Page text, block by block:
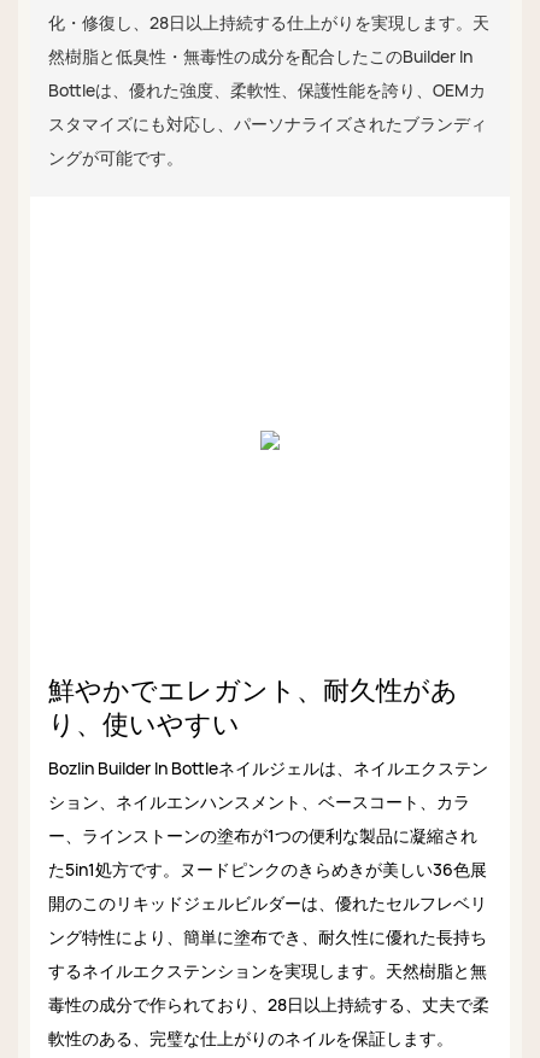
化・修復し、28日以上持続する仕上がりを実現します。天
然樹脂と低臭性・無毒性の成分を配合したこのBuilder In
Bottleは、優れた強度、柔軟性、保護性能を誇り、OEMカ
スタマイズにも対応し、パーソナライズされたブランディ
ングが可能です。
鮮やかでエレガント、耐久性があ
り、使いやすい
Bozlin Builder In Bottleネイルジェルは、ネイルエクステン
ション、ネイルエンハンスメント、ベースコート、カラ
ー、ラインストーンの塗布が1つの便利な製品に凝縮され
た5in1処方です。ヌードピンクのきらめきが美しい36色展
開のこのリキッドジェルビルダーは、優れたセルフレベリ
ング特性により、簡単に塗布でき、耐久性に優れた長持ち
するネイルエクステンションを実現します。天然樹脂と無
毒性の成分で作られており、28日以上持続する、丈夫で柔
軟性のある、完璧な仕上がりのネイルを保証します。